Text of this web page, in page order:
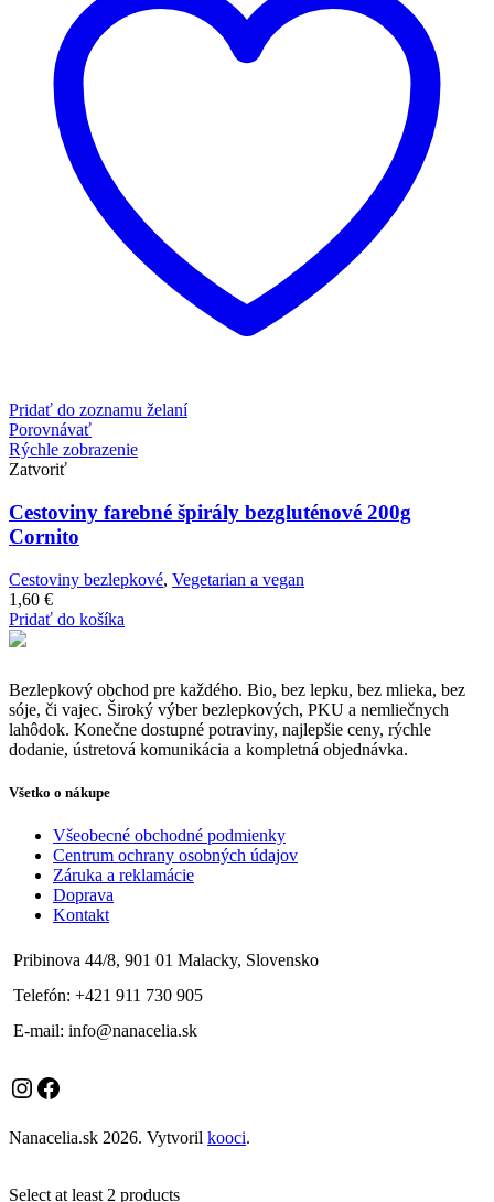
Pridať do zoznamu želaní
Porovnávať
Rýchle zobrazenie
Zatvoriť
Cestoviny farebné špirály bezgluténové 200g
Cornito
Cestoviny bezlepkové, Vegetarian a vegan
1,60 €
Pridať do košíka
Bezlepkový obchod pre každého. Bio, bez lepku, bez mlieka, bez
sóje, či vajec. Široký výber bezlepkových, PKU a nemliečnych
lahôdok. Konečne dostupné potraviny, najlepšie ceny, rýchle
dodanie, ústretová komunikácia a kompletná objednávka.
Všetko o nákupe
Všeobecné obchodné podmienky
Centrum ochrany osobných údajov
Záruka a reklamácie
Doprava
Kontakt
Pribinova 44/8, 901 01 Malacky, Slovensko
Telefón: +421 911 730 905
E-mail: info@nanacelia.sk
Instagram
Facebook
Nanacelia.sk 2026. Vytvoril kooci.
Select at least 2 products